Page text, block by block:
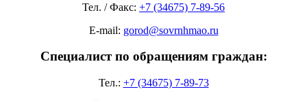
Тел. / Факс: +7 (34675) 7-89-56
E-mail: gorod@sovrnhmao.ru
Специалист по обращениям граждан:
Тел.: +7 (34675) 7-89-73